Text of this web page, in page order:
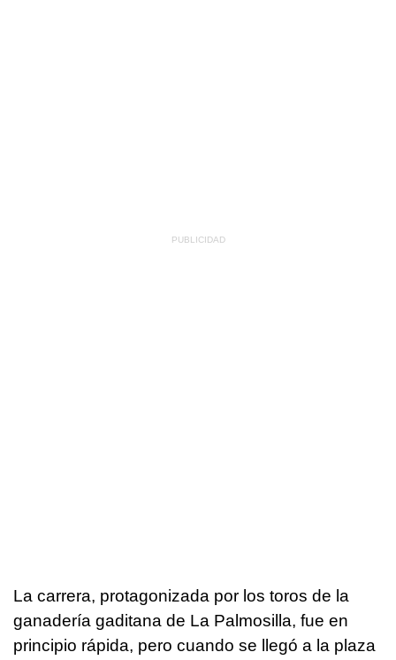
La carrera, protagonizada por los toros de la
ganadería gaditana de La Palmosilla, fue en
principio rápida, pero cuando se llegó a la plaza